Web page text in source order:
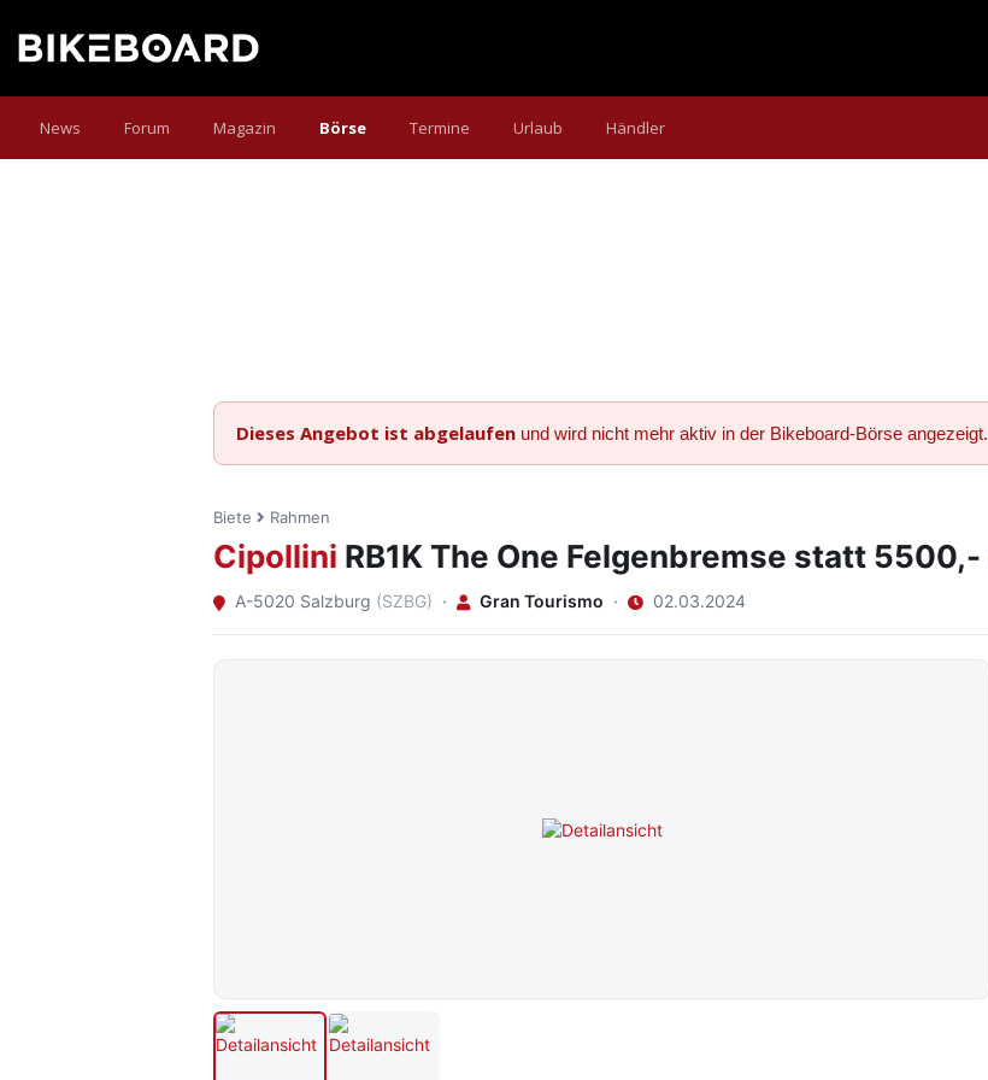
News Forum Magazin Börse Termine Urlaub Händler
Dieses Angebot ist abgelaufen und wird nicht mehr aktiv in der Bikeboard-Börse angezeigt.
Biete Rahmen
Cipollini RB1K The One Felgenbremse statt 5500,-
A-5020 Salzburg (SZBG) · Gran Tourismo · 02.03.2024